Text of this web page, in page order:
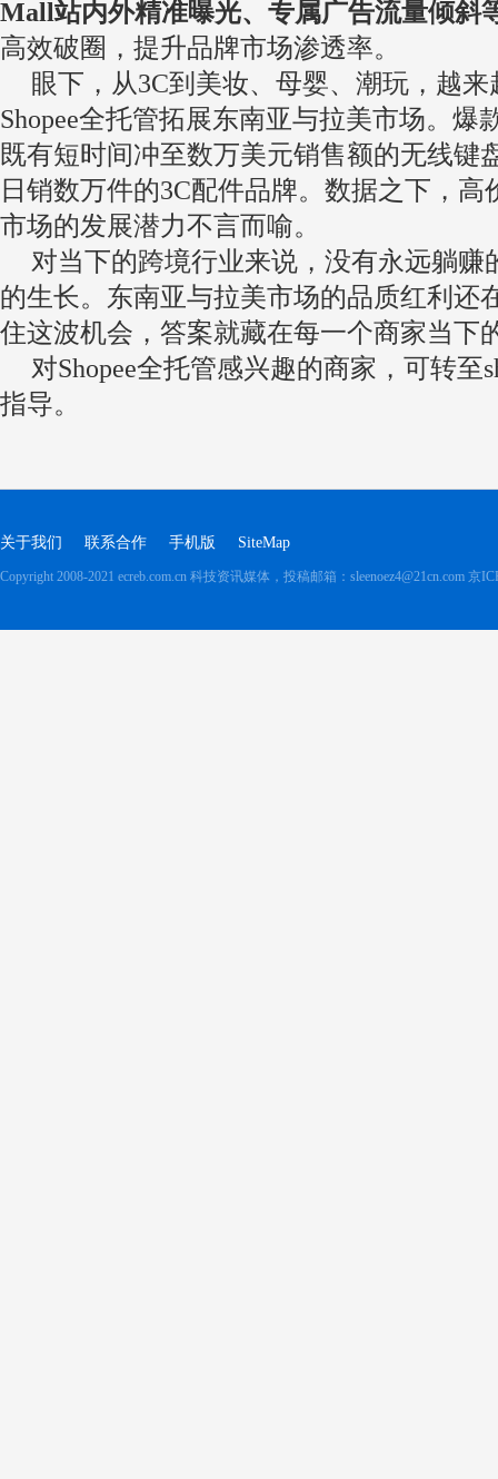
Mall站内外精准曝光、专属广告流量倾斜
高效破圈，提升品牌市场渗透率。
眼下，从3C到美妆、母婴、潮玩，越
Shopee全托管拓展东南亚与拉美市场。
既有短时间冲至数万美元销售额的无线键
日销数万件的3C配件品牌。数据之下，
市场的发展潜力不言而喻。
对当下的跨境行业来说，没有永远躺赚
的生长。东南亚与拉美市场的品质红利还
住这波机会，答案就藏在每一个商家当下
对Shopee全托管感兴趣的商家，可转至
指导。
关于我们 联系合作 手机版 SiteMap
Copyright 2008-2021 ecreb.com.cn 科技资讯媒体，投稿邮箱：sleenoez4@21cn.com 京